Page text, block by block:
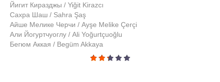
Йигит Киразджы / Yiğit Kirazcı
Сахра Шаш / Sahra Şaş
Айше Мелике Черчи / Ayşe Melike Çerçi
Али Йогуртчуоглу / Ali Yoğurtçuoğlu
Бегюм Аккая / Begüm Akkaya